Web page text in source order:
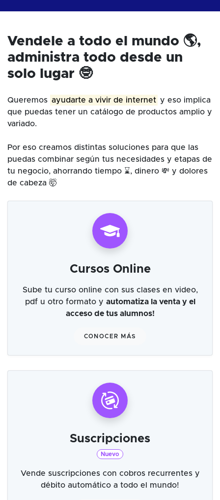
Vendele a todo el mundo 🌎,
administra todo desde un
solo lugar 🤓
Queremos ayudarte a vivir de internet y eso implica
que puedas tener un catálogo de productos amplio y
variado.
Por eso creamos distintas soluciones para que las
puedas combinar según tus necesidades y etapas de
tu negocio, ahorrando tiempo ⌛, dinero 💸 y dolores
de cabeza 🤯
Cursos Online
Sube tu curso online con sus clases en video,
pdf u otro formato y automatiza la venta y el
acceso de tus alumnos!
CONOCER MÁS
Suscripciones
Nuevo
Vende suscripciones con cobros recurrentes y
débito automático a todo el mundo!